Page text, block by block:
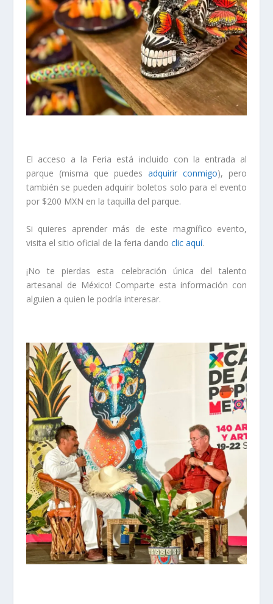
El acceso a la Feria está incluido con la entrada al
parque (misma que puedesadquirir conmigo), pero
también se pueden adquirir boletos solo para el evento
por $200 MXN en la taquilla del parque.
Si quieres aprender más de este magnífico evento,
visita el sitio oficial de la feria dando clic aquí.
¡No te pierdas esta celebración única del talento
artesanal de México! Comparte esta información con
alguien a quien le podría interesar.